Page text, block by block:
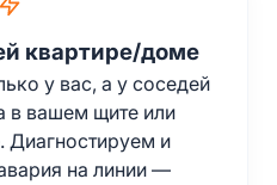
квартире/доме
у вас, а у соседей
в вашем щите или
Диагностируем и
на линии —